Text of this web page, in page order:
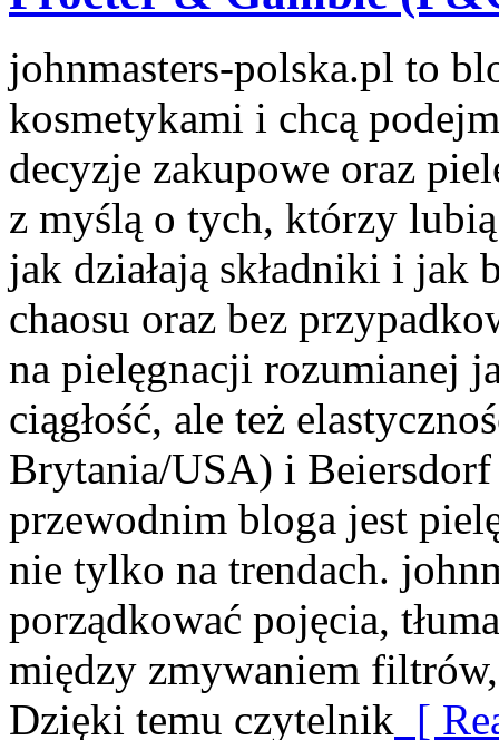
johnmasters-polska.pl to
kosmetykami i chcą
decyzje zakupowe oraz
z myślą o tych, którzy lubią
jak działają składniki i jak
chaosu oraz bez
na pielęgnacji rozumianej
ciągłość, ale też
Brytania/USA) i
przewodnim bloga jest
nie tylko na trendach.
porządkować pojęcia,
między zmywaniem
Dzięki temu czytelnik [